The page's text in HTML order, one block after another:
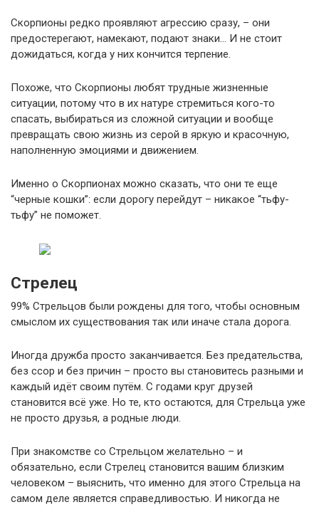
Скорпионы редко проявляют агрессию сразу, – они
предостерегают, намекают, подают знаки… И не стоит
дожидаться, когда у них кончится терпение.
Похоже, что Скорпионы любят трудные жизненные
ситуации, потому что в их натуре стремиться кого-то
спасать, выбираться из сложной ситуации и вообще
превращать свою жизнь из серой в яркую и красочную,
наполненную эмоциями и движением.
Именно о Скорпионах можно сказать, что они те еще
“черные кошки”: если дорогу перейдут – никакое “тьфу-
тьфу” не поможет.
Стрелец
99% Стрельцов были рождены для того, чтобы основным
смыслом их существования так или иначе стала дорога.
Иногда дружба просто заканчивается. Без предательства,
без ссор и без причин – просто вы становитесь разными и
каждый идёт своим путём. С годами круг друзей
становится всё уже. Но те, кто остаются, для Стрельца уже
не просто друзья, а родные люди.
При знакомстве со Стрельцом желательно – и
обязательно, если Стрелец становится вашим близким
человеком – выяснить, что именно для этого Стрельца на
самом деле является справедливостью. И никогда не